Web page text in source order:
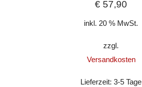
€ 57,90
inkl. 20 % MwSt.
zzgl.
Versandkosten
Lieferzeit:3-5 Tage